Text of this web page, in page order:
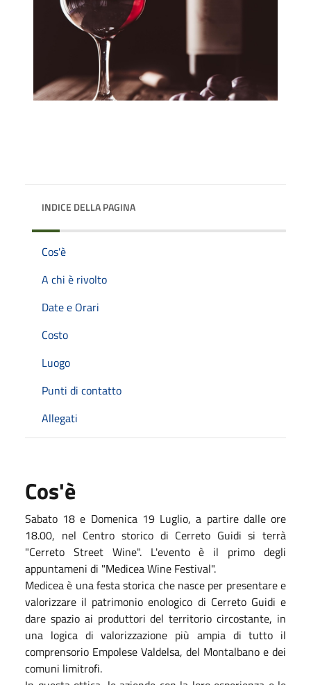
INDICE DELLA PAGINA
Cos'è
A chi è rivolto
Date e Orari
Costo
Luogo
Punti di contatto
Allegati
Cos'è
Sabato 18 e Domenica 19 Luglio, a partire dalle ore
18.00, nel Centro storico di Cerreto Guidi si terrà
"Cerreto Street Wine". L'evento è il primo degli
appuntameni di "Medicea Wine Festival".
Medicea è una festa storica che nasce per presentaree
valorizzare il patrimonio enologico di Cerreto Guidi e
dare spazio ai produttori del territorio circostante, in
una logica di valorizzazione più ampiadi tutto il
comprensorio Empolese Valdelsa, del Montalbano e dei
comuni limitrofi.